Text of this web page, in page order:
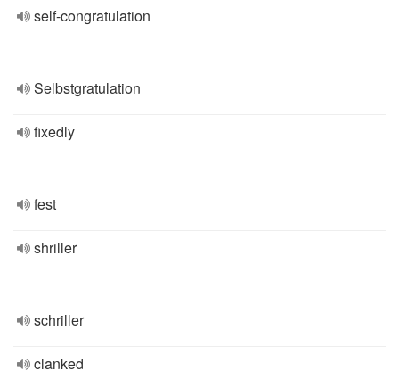
self-congratulation
Selbstgratulation
fixedly
fest
shriller
schriller
clanked